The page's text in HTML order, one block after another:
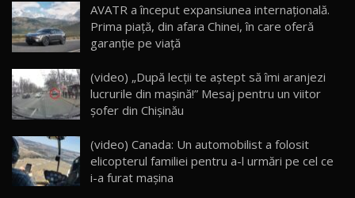
23
Lynk & Co 01 / Test Drive AutoBlog.MD
25:19
24
ZEEKR 009: Cel mai Performant și Confortabil
Van Electric Testat în Moldova / AutoBlog.MD
26:38
25
mai Exclusiv și Puternic Defender Testat în
Moldova
32:21
AVATR a început expansiunea internațională.
Prima piață, din afara Chinei, în care oferă
garanție pe viață
(video) „După lecții te aștept să îmi aranjezi
lucrurile din mașină!” Mesaj pentru un viitor
șofer din Chișinău
(video) Canada: Un automobilist a folosit
elicopterul familiei pentru a-l urmări pe cel ce
i-a furat maşina